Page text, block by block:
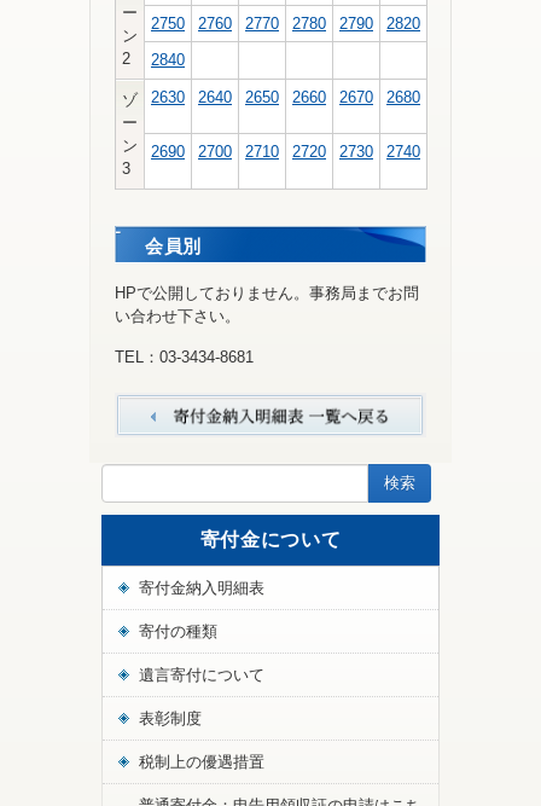
ー
ン
2
2750
2760 2770 2780 2790
2820
2840
ゾ
ー
ン
3
2630 2640 2650 2660 2670 2680
2690 2700 2710 2720 2730 2740
会員別
HPで公開しておりません。事務局までお問
い合わせ下さい。
TEL：03-3434-8681
寄付金について
寄付金納入明細表
寄付の種類
遺言寄付について
表彰制度
税制上の優遇措置